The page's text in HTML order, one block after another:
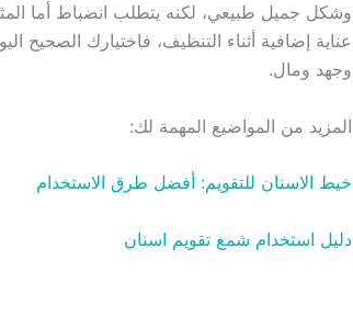
وشكل جميل طبيعي، لكنه يتطلب انضباط أما
عناية إضافية أثناء التنظيف، فاختيارك الصحيح
وجهد ومال.
المزيد من المواضيع المهمة لك:
خيط الاسنان للتقويم: أفضل طرق الاستخدام
دليل استخدام شمع تقويم اسنان